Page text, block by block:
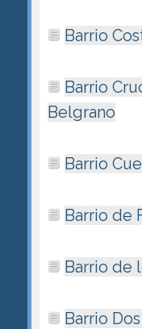
Barrio
Barrio
Belgrano
Barrio
Barrio de
Barrio de
Barrio